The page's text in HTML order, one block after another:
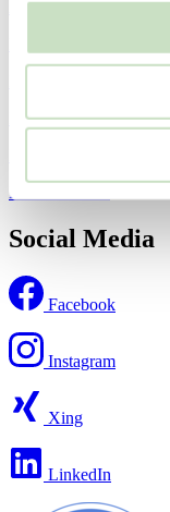
AGB
Presse (externer Link)
Bildnachweise
Social Media
Facebook
Instagram
Xing
LinkedIn